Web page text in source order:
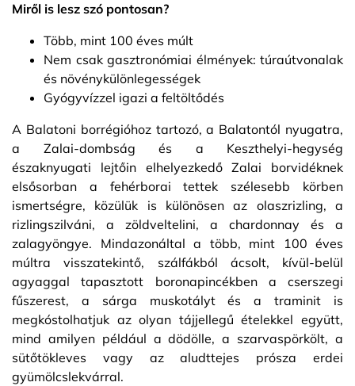
Miről is lesz szó pontosan?
Több, mint 100 éves múlt
Nem csak gasztronómiai élmények: túraútvonalak
és növénykülönlegességek
Gyógyvízzel igazi a feltöltődés
A Balatoni borrégióhoz tartozó, a Balatontól nyugatra,
a Zalai-dombság és a Keszthelyi-hegység
északnyugati lejtőin elhelyezkedő Zalai borvidéknek
elsősorban a fehérborai tettek szélesebb körben
ismertségre, közülük is különösen az olaszrizling, a
rizlingszilváni, a zöldveltelini, a chardonnay és a
zalagyöngye. Mindazonáltal a több, mint 100 éves
múltra visszatekintő, szálfákból ácsolt, kívül-belül
agyaggal tapasztott boronapincékben a cserszegi
fűszerest, a sárga muskotályt és a traminit is
megkóstolhatjuk az olyan tájjellegű ételekkel együtt,
mind amilyen például a dödölle, a szarvaspörkölt, a
sütőtökleves vagy az aludttejes prósza erdei
gyümölcslekvárral.